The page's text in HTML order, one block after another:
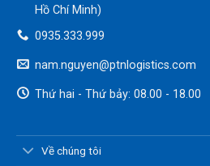
Hồ Chí Minh)
0935.333.999
nam.nguyen@ptnlogistics.com
Thứ hai - Thứ bảy: 08.00 - 18.00
Về chúng tôi